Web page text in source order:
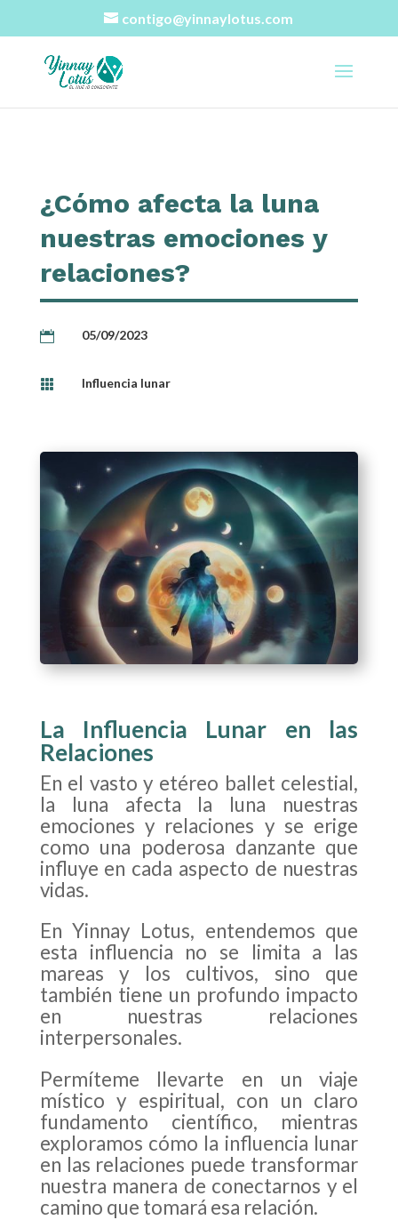
contigo@yinnaylotus.com
¿Cómo afecta la luna
nuestras emociones y
relaciones?
 05/09/2023
 Influencia lunar
La Influencia Lunar en las
Relaciones
En el vasto y etéreo ballet celestial,
la luna afecta la luna nuestras
emociones y relaciones y se erige
como una poderosa danzante que
influye en cada aspecto de nuestras
vidas.
En Yinnay Lotus, entendemos que
esta influencia no se limita a las
mareas y los cultivos, sino que
también tiene un profundo impacto
en nuestras relaciones
interpersonales.
Permíteme llevarte en un viaje
místico y espiritual, con un claro
fundamento científico, mientras
exploramos cómo la influencia lunar
en las relaciones puede transformar
nuestra manera de conectarnos y el
camino que tomará esa relación.